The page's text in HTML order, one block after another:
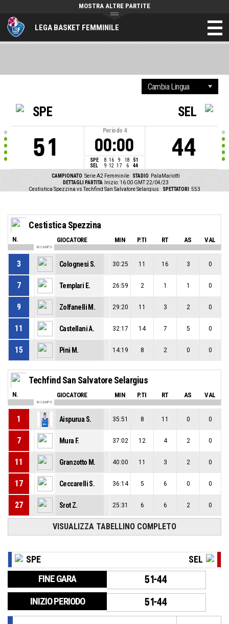
LEGA BASKET FEMMINILE
MOSTRA ALTRE PARTITE
SPE
51
Periodo 4
00:00
SPE 8 16 9 18
51
SEL
9 12 17 6 44
SEL
44
CAMPIONATO Serie A2 Femminile STADIO
PalaMariotti
DETTAGLI PARTITA
Inizio: 16:00 GMT 22/04/23
Cestistica Spezzina vs Techfind San Salvatore Selargius
SPETTATORI 553
Cestistica Spezzina
N. GIOCATORE MIN P.TI RT AS VAL
IN CAMPO
3 Colognesi S. 30:25 11 16 3 0
7 Templari E. 26:59 2 1 1 0
9 Zolfanelli M. 29:20 11 3 2 0
11 Castellani A. 32:17 14 7 5 0
15 Pini M. 14:19 8 2 0 0
Techfind San Salvatore Selargius
N. GIOCATORE MIN P.TI RT AS VAL
IN CAMPO
1 Aispurua S. 35:51 8 11 0 0
7 Mura F. 37:02 12 4 2 0
11 Granzotto M. 40:00 11 3 2 0
17 Ceccarelli S. 36:14 5 6 0 0
27 Srot Z. 25:31 6 6 2 0
VISUALIZZA TABELLINO COMPLETO
SPE SEL
FINE GARA 51-44
INIZIO PERIODO 51-44